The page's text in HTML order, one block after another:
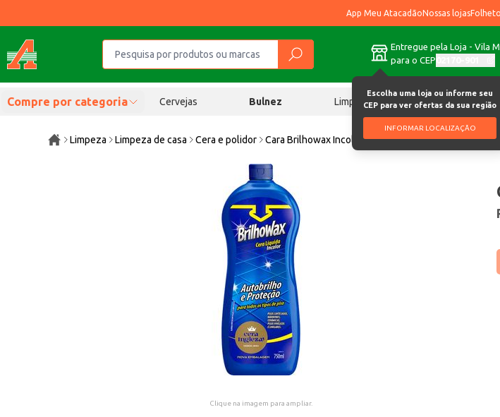
App Meu AtacadãoNossas lojas
Entregue pela Loja - Vila
para o CEP
Escolha uma loja ou informe seu
CEP para ver ofertas da sua região
INFORMAR LOCALIZAÇÃO
Compre por categoria Cervejas Bulnez Limpeza Chocolates
Limpeza Limpeza de casa Cera e polidor Cara Brilhowax Incolor 750ml
Clique na imagem para ampliar.